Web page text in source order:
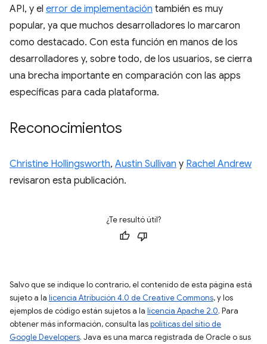
API, y el error de implementación también es muy
popular, ya que muchos desarrolladores lo marcaron
como destacado. Con esta función en manos de los
desarrolladores y, sobre todo, de los usuarios, se cierra
una brecha importante en comparación con las apps
específicas para cada plataforma.
Reconocimientos
Christine Hollingsworth, Austin Sullivan y Rachel Andrew
revisaron esta publicación.
¿Te resultó útil?
Salvo que se indique lo contrario, el contenido de esta página está
sujeto a la licencia Atribución 4.0 de Creative Commons, y los
ejemplos de código están sujetos a la licencia Apache 2.0. Para
obtener más información, consulta laspolíticas del sitio de
Google Developers. Java es una marca registrada de Oracle o sus